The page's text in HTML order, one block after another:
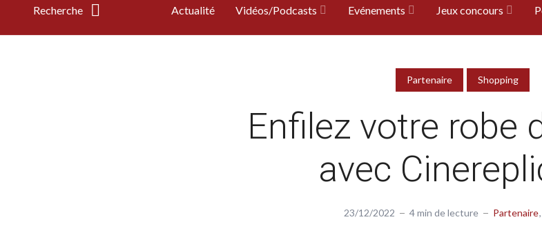
Recherche Actualité Vidéos/Podcasts Evénements Jeux concours
Partenaire Shopping
Enfilez votre robe
avec
23/12/2022 4 min de lecture Partenaire